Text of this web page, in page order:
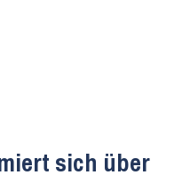
sich über